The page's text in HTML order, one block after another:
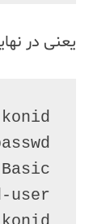
یعنی در